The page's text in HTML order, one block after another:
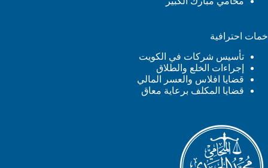
خمات احترافية
تأسيس شركات في الكويت
إجراءات الخلع والطلاق
قضايا افلاس والعسر المالي
قضايا المكلف برعاية معاق